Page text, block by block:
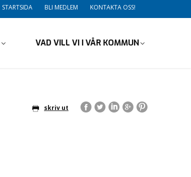
STARTSIDA BLI MEDLEM KONTAKTA OSS!
VAD VILL VI I VÅR KOMMUN
skriv ut